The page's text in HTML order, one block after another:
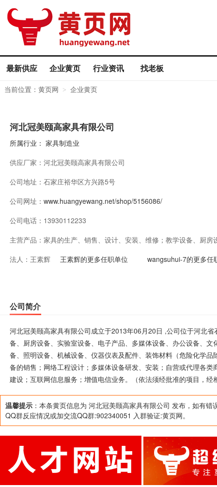
最新供应 企业黄页 行业资讯 找老板
当前位置： 黄页网 > 企业黄页
河北冠美颐高家具有限公司
所属行业： 家具制造业
供应厂家： 河北冠美颐高家具有限公司
公司地址： 石家庄裕华区方兴路5号
公司网址： www.huangyewang.net/shop/5156086/
公司电话： 13930112233
主营产品： 家具的生产、销售、设计、安装、维修；教学设备、厨
体设备、办公设备、文化用品、工艺美术品、服装、针
设；互联网信息服务；增值电信业务。（依法须经批准
营活动）
法人： 王素辉 王素辉的更多任职单位 wangsuhui-7的更多任
公司简介
河北冠美颐高家具有限公司成立于2013年06月20日 ,公司位于河北
备、厨房设备、实验室设备、电子产品、多媒体设备、办公设备、
备、照明设备、机械设备、仪器仪表及配件、装饰材料（危险化学
备的销售；网络工程设计；多媒体设备研发、安装；自营或代理各
建设；互联网信息服务；增值电信业务。（依法须经批准的项目，
温馨提示 ：本条黄页信息为 河北冠美颐高家具有限公司 发布，如有错
QQ群反应情况或加交流QQ群:902340051 入群验证:黄页网。